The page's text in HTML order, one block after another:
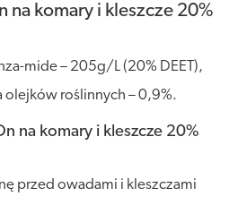
na komary i kleszcze 20%
mide – 205g/L (20% DEET),
roślinnych – 0,9%.
na komary i kleszcze 20%
przed owadami i kleszczami